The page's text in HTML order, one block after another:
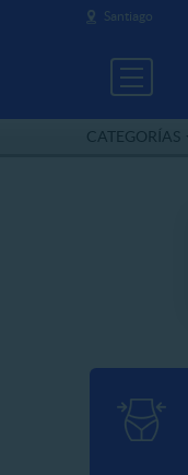
Santiago
CATEGORÍAS